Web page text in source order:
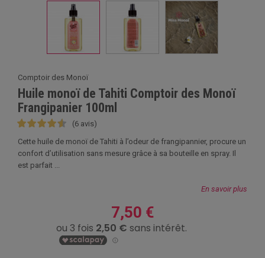
Comptoir des Monoï
Huile monoï de Tahiti Comptoir des Monoï
Frangipanier 100ml
(6 avis)
Cette huile de monoï de Tahiti à l’odeur de frangipannier, procure un
confort d’utilisation sans mesure grâce à sa bouteille en spray. Il
est parfait ...
En savoir plus
7,50 €